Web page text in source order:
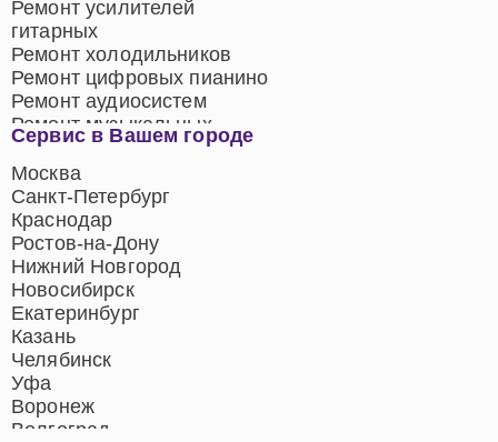
Сервис в Вашем городе
Москва
Санкт-Петербург
Краснодар
Ростов-на-Дону
Нижний Новгород
Новосибирск
Екатеринбург
Казань
Челябинск
Уфа
Воронеж
Волгоград
Ремонт усилителей
гитарных
Ремонт холодильников
Ремонт цифровых пианино
Ремонт аудиосистем
Ремонт музыкальных
центров
Ремонт домашних
кинотеатров
Ремонт микрофонов
Ремонт акустических
систем